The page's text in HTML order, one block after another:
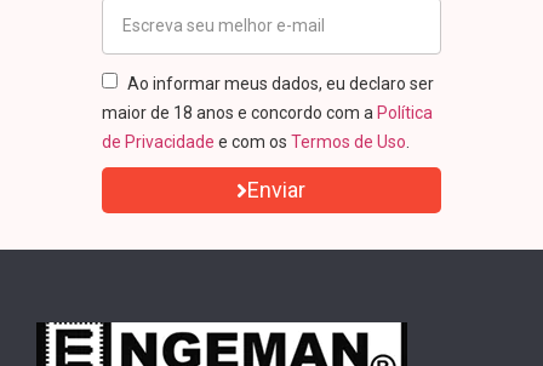
Ao informar meus dados, eu declaro ser
maior de 18 anos e concordo com a Política
de Privacidade e com os Termos de Uso
Enviar